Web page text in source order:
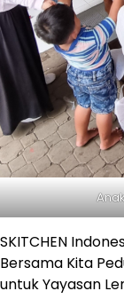
SKITCHEN
Bersama Kita
untuk Yayasan